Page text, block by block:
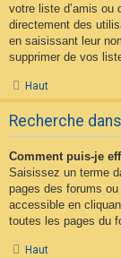
votre liste d’amis ou
directement des
en saisissant leur
supprimer de vos
Haut
Recherche
Comment puis-je
Saisissez un terme
pages des forums
accessible en
toutes les pages du
Haut